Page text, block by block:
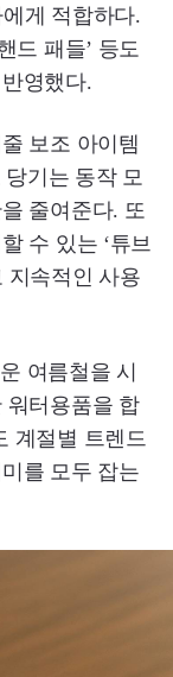
게 적합하다.
드 패들’ 등도
영했다.
보조 아이템
당기는 동작 모
줄여준다. 또
수 있는 ‘튜브
지속적인 사용
여름철을 시
워터용품을 합
계절별 트렌드
를 모두 잡는